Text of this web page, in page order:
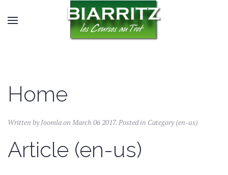
Home
Written by Joomla on March 06 2017. Posted in Category (en-us)
Article (en-us)